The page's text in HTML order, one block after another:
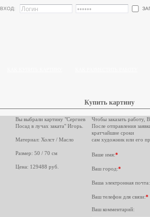
ВХОД:
Купить картину
Вы выбрали картину "Сергиев
Посад в лучах заката" Игорь.
Материал: Холст / Масло
Размер: 50 / 70 см
Цена: 129488 руб.
Чтобы заказать работу,
После отправления
кратчайшие сроки
сам художник или его
Ваше имя:*
Ваш город:*
Ваша электронная почта:
Ваш телефон для связи:*
Ваш комментарий: